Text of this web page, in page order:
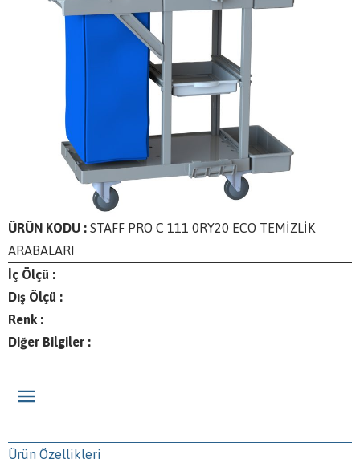
ÜRÜN KODU : STAFF PRO C 111 0RY20 ECO TEMİZLİK
ARABALARI
İç Ölçü :
Dış Ölçü :
Renk :
Diğer Bilgiler :
Ürün Özellikleri